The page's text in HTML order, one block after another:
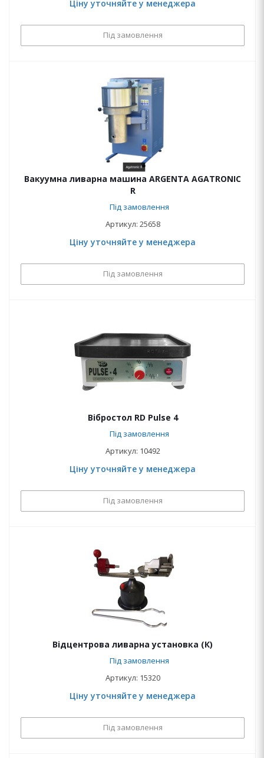
Ціну уточняйте у менеджера
Під замовлення
Вакуумна ливарна машина ARGENTA AGATRONIC
R
Під замовлення
Артикул: 25658
Ціну уточняйте у менеджера
Під замовлення
Вібростол RD Pulse 4
Під замовлення
Артикул: 10492
Ціну уточняйте у менеджера
Під замовлення
Відцентрова ливарна установка (К)
Під замовлення
Артикул: 15320
Ціну уточняйте у менеджера
Під замовлення